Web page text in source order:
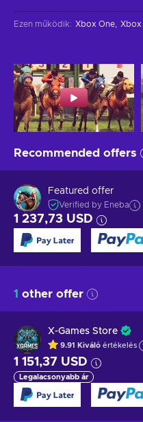
Ezen működik: Xbox One Xbox
Recommended offers
Featured offer
Verified by Eneba
1 237,73 USD
1 other offer
X-Games Store
9.91 Kiváló értékelés
1 151,37 USD
Legalacsonyabb ár